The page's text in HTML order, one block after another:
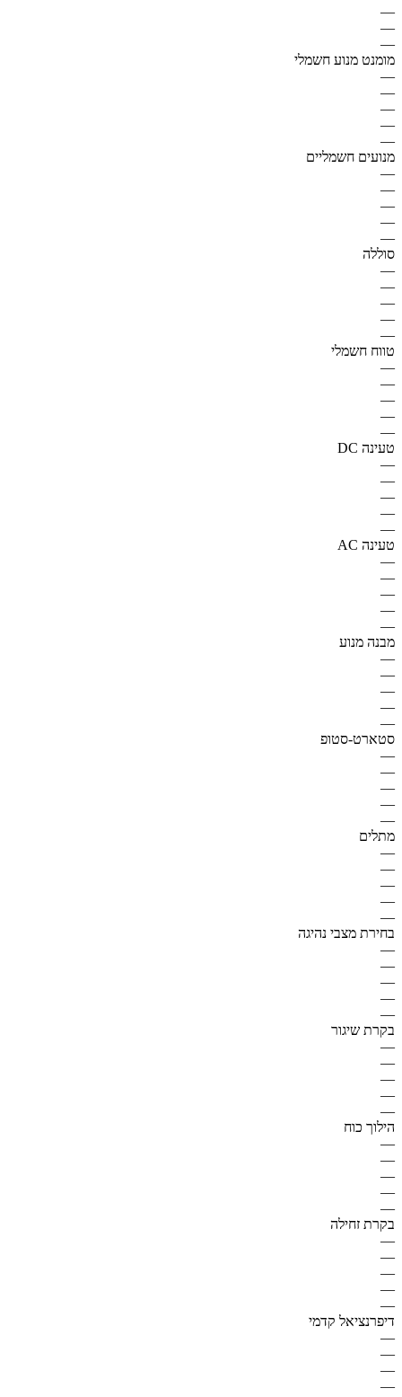
—
—
—
מומנט מנוע חשמלי
—
—
—
—
—
מנועים חשמליים
—
—
—
—
—
סוללה
—
—
—
—
—
טווח חשמלי
—
—
—
—
—
טעינה DC
—
—
—
—
—
טעינה AC
—
—
—
—
—
מבנה מנוע
—
—
—
—
—
סטארט-סטופ
—
—
—
—
—
מתלים
—
—
—
—
—
בחירת מצבי נהיגה
—
—
—
—
—
בקרת שיגור
—
—
—
—
—
הילוך כוח
—
—
—
—
—
בקרת זחילה
—
—
—
—
—
דיפרנציאל קדמי
—
—
—
—